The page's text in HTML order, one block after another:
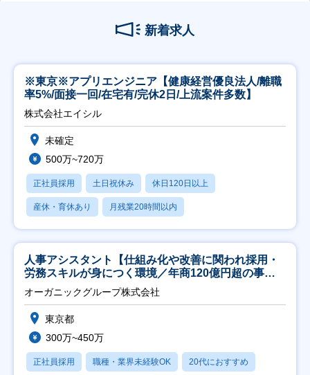
新着求人
※東京※アプリエンジニア【健康経営優良法人/離職
率5%/面接一回/在宅有/完休2日/上流案件多数】
株式会社エイシル
未確定
500万~720万
正社員採用 土日祝休み 休日120日以上
産休・育休あり 月残業20時間以内
人事アシスタント【仕組み化や改善に関われ採用・
労務スキルが身につく環境／年商120億円超の事業
会社】
オーガニックグループ株式会社
東京都
300万~450万
正社員採用 職種・業界未経験OK 20代におすすめ